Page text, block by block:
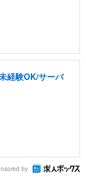
経験OK/サーバ
by